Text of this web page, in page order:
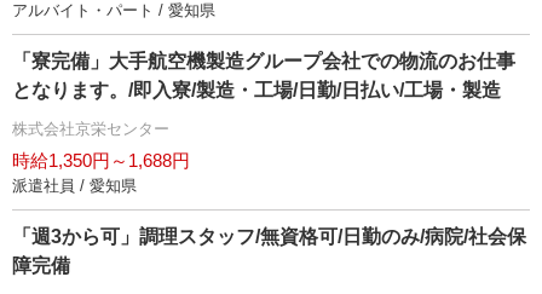
アルバイト・パート / 愛知県
「寮完備」大手航空機製造グループ会社での物流のお仕事
となります。/即入寮/製造・工場/日勤/日払い/工場・製造
株式会社京栄センター
時給1,350円～1,688円
派遣社員 / 愛知県
「週3から可」調理スタッフ/無資格可/日勤のみ/病院/社会保
障完備